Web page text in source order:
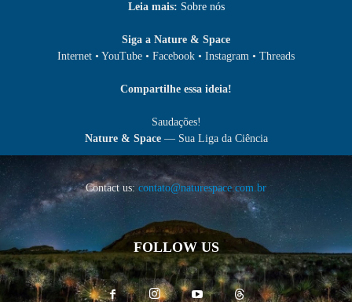
Leia mais: Sobre nós
Siga a Nature & Space
Internet • YouTube • Facebook • Instagram • Threads
Compartilhe essa ideia!
Saudações!
Nature & Space— Sua Liga da Ciência
Contact us:contato@naturespace.com.br
FOLLOW US